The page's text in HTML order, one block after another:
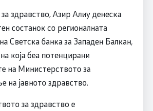
здравство, Азир Алиу денеска
состанок со регионалната
Светска банка за Западен Балкан,
која беа потенцирани
на Министерството за
на јавното здравство.
за здравство е